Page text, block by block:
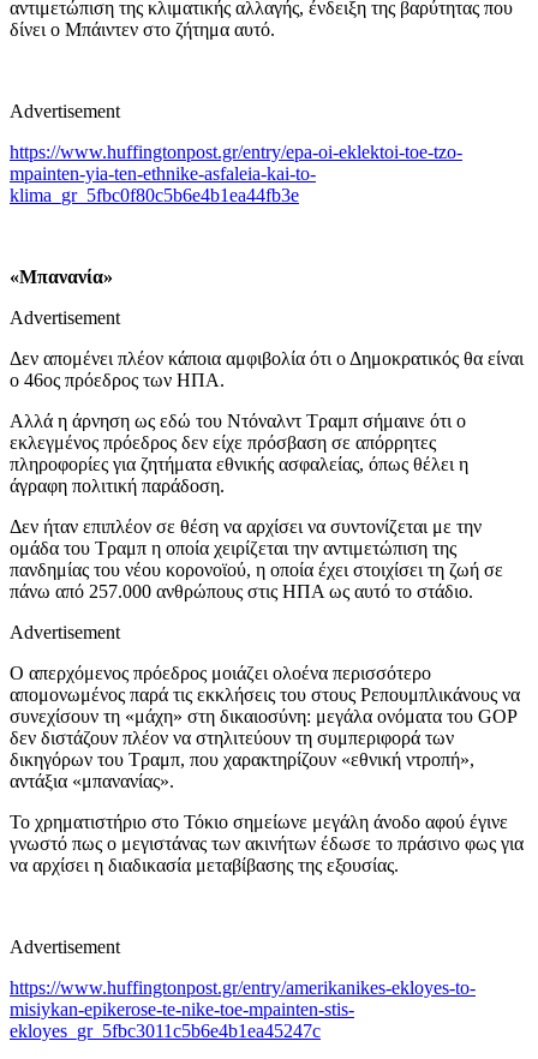
αντιμετώπιση της κλιματικής αλλαγής, ένδειξη της βαρύτητας που
δίνει ο Μπάιντεν στο ζήτημα αυτό.
Advertisement
https://www.huffingtonpost.gr/entry/epa-oi-eklektoi-toe-tzo-
mpainten-yia-ten-ethnike-asfaleia-kai-to-
klima_gr_5fbc0f80c5b6e4b1ea44fb3e
«Μπανανία»
Advertisement
Δεν απομένει πλέον κάποια αμφιβολία ότι ο Δημοκρατικός θα είναι
ο 46ος πρόεδρος των ΗΠΑ.
Αλλά η άρνηση ως εδώ του Ντόναλντ Τραμπ σήμαινε ότι ο
εκλεγμένος πρόεδρος δεν είχε πρόσβαση σε απόρρητες
πληροφορίες για ζητήματα εθνικής ασφαλείας, όπως θέλει η
άγραφη πολιτική παράδοση.
Δεν ήταν επιπλέον σε θέση να αρχίσει να συντονίζεται με την
ομάδα του Τραμπ η οποία χειρίζεται την αντιμετώπιση της
πανδημίας του νέου κορονοϊού, η οποία έχει στοιχίσει τη ζωή σε
πάνω από 257.000 ανθρώπους στις ΗΠΑ ως αυτό το στάδιο.
Advertisement
Ο απερχόμενος πρόεδρος μοιάζει ολοένα περισσότερο
απομονωμένος παρά τις εκκλήσεις του στους Ρεπουμπλικάνους να
συνεχίσουν τη «μάχη» στη δικαιοσύνη: μεγάλα ονόματα του GOP
δεν διστάζουν πλέον να στηλιτεύουν τη συμπεριφορά των
δικηγόρων του Τραμπ, που χαρακτηρίζουν «εθνική ντροπή»,
αντάξια «μπανανίας».
Το χρηματιστήριο στο Τόκιο σημείωνε μεγάλη άνοδο αφού έγινε
γνωστό πως ο μεγιστάνας των ακινήτων έδωσε το πράσινο φως για
να αρχίσει η διαδικασία μεταβίβασης της εξουσίας.
Advertisement
https://www.huffingtonpost.gr/entry/amerikanikes-ekloyes-to-
misiykan-epikerose-te-nike-toe-mpainten-stis-
ekloyes_gr_5fbc3011c5b6e4b1ea45247c